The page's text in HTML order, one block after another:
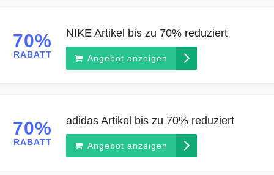
70%
RABATT
NIKE Artikel bis zu 70% reduziert
Angebot anzeigen
70%
RABATT
adidas Artikel bis zu 70% reduziert
Angebot anzeigen